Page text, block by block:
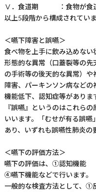
Ⅴ．食道期 ：食物が食道
以上5段階から構成されていま
＜嚥下障害と誤嚥＞
食べ物を上手に飲み込めない
形態的な異常（口蓋裂等の
の手術等の後天的な異常）
障害、パーキンソン病など
機能低下、認知症等がありま
『誤嚥』というのはこれら
いいます。「むせが有る誤
あり、いずれも誤嚥性肺炎の
＜嚥下の評価方法＞
嚥下の評価は、①認知
④嚥下機能などで行います。
一般的な検査方法として